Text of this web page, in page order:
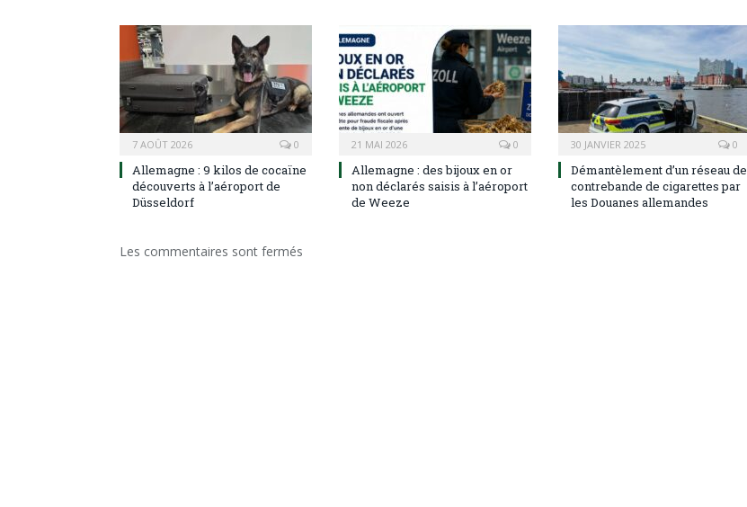
7 AOÛT 2026 0
Allemagne : 9 kilos de cocaïne
découverts à l’aéroport de
Düsseldorf
21 MAI 2026 0
Allemagne : des bijoux en or
non déclarés saisis à l’aéroport
de Weeze
30 JANVIER 2025 0
Démantèlement d’un réseau de
contrebande de cigarettes par
les Douanes allemandes
Les commentaires sont fermés